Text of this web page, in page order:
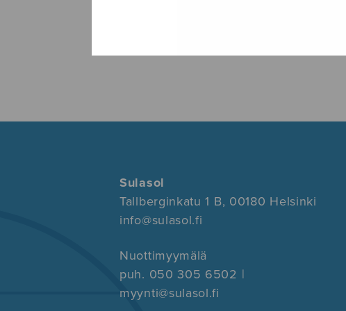
Sulasol
Tallberginkatu 1 B, 00180 Helsinki
info@sulasol.fi
Nuottimyymälä
puh. 050 305 6502 |
myynti@sulasol.fi